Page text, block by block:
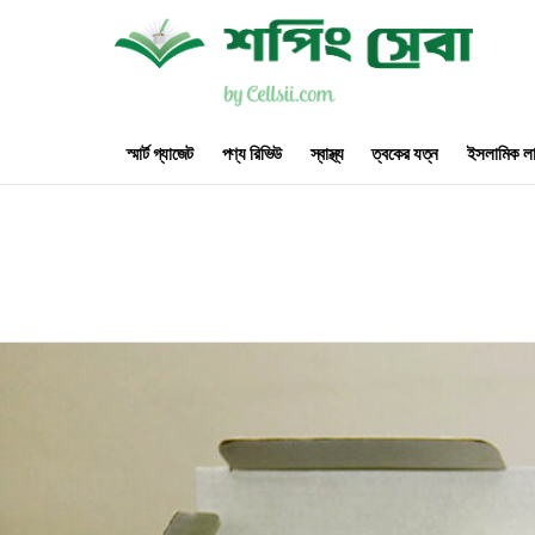
স্মার্ট গ্যাজেট পণ্য রিভিউ স্বাস্থ্য ত্বকের যত্ন ইসলামিক